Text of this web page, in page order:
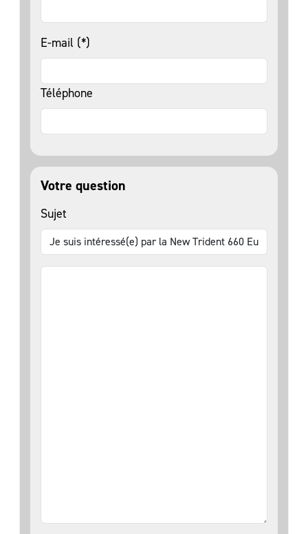
E-mail (*)
Téléphone
Votre question
Sujet